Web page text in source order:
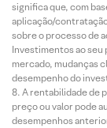
significa que, com
aplicação/
sobre o processo de
Investimentos ao seu
mercado, mudanças
desempenho do
A rentabilidade de
preço ou valor pode
desempenhos